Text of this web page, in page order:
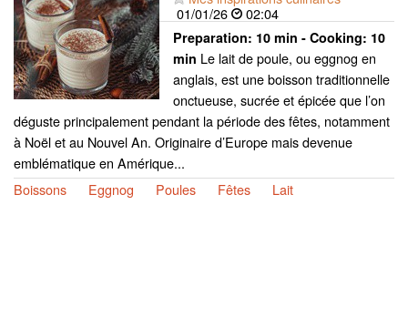
01/01/26
02:04
Preparation: 10 min - Cooking: 10
min Le lait de poule, ou eggnog en
anglais, est une boisson traditionnelle
onctueuse, sucrée et épicée que l’on
déguste principalement pendant la période des fêtes, notamment
à Noël et au Nouvel An. Originaire d’Europe mais devenue
emblématique en Amérique...
Boissons
Eggnog Poules Fêtes Lait